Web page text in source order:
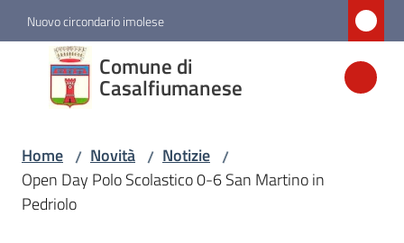
Vai al contenuto
Vai alla navigazione
Vai al footer
Nuovo circondario imolese
Comune di
Casalfiumanese
Comune di
Casalfiumanese
Amministrazione
Home / Novità / Notizie /
Open Day Polo Scolastico 0-6 San Martino in
Pedriolo